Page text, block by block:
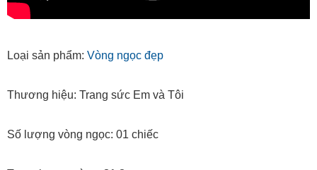
Loại sản phẩm: Vòng ngọc đẹp
Thương hiệu: Trang sức Em và Tôi
Số lượng vòng ngọc: 01 chiếc